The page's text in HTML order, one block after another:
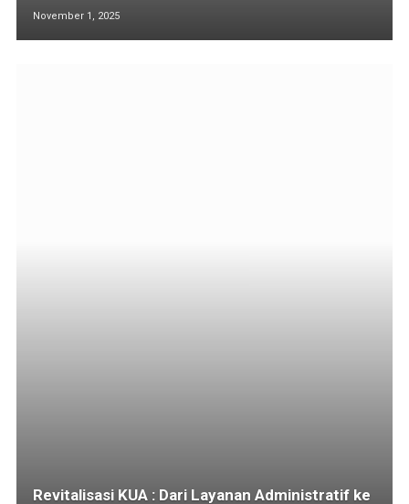
November 1, 2025
Revitalisasi KUA : Dari Layanan Administratif ke